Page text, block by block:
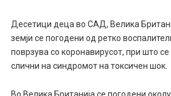
Десетици деца во САД, Велика
земји се погодени од ретко
поврзува со коронавирусот, при што
слични на синдромот на токсичен шок.